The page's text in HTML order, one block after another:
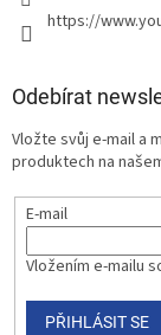
https://
Odebírat
Vložte svůj e-mail a
produktech na
E-mail
Vložením e-mailu
PŘIHLÁSIT SE